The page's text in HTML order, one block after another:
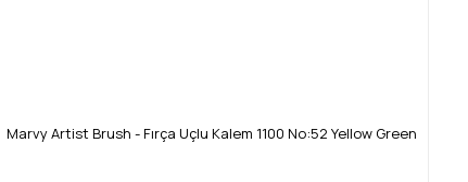
Marvy Artist Brush - Fırça Uçlu Kalem 1100 No:52 Yellow Green